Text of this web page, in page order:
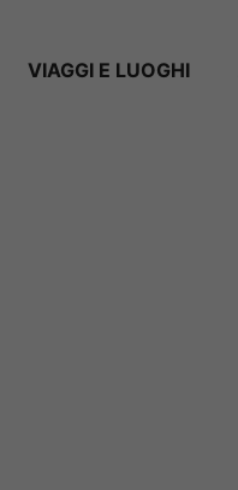
VIAGGI E LUOGHI